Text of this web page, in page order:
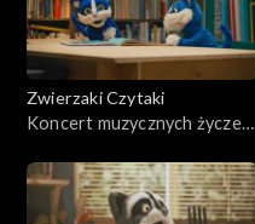
Zwierzaki Czytaki
Koncert muzycznych życzeń,